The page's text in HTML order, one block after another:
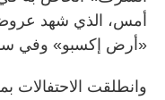
أمس، الذي شهد
«أرض إكسبو» وفي
وانطلقت الاحتفالات